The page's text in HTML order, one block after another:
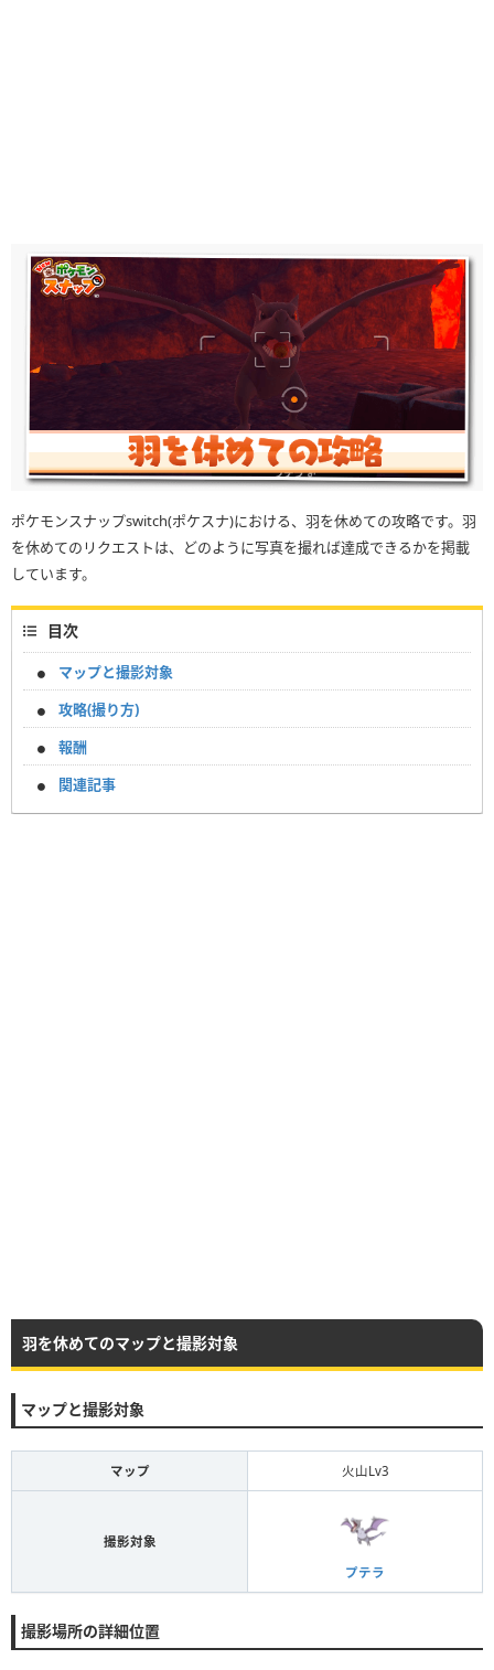
ポケモンスナップswitch(ポケスナ)における、羽を休めての攻略です。羽
を休めてのリクエストは、どのように写真を撮れば達成できるかを掲載
しています。
目次
マップと撮影対象
攻略(撮り方)
報酬
関連記事
羽を休めてのマップと撮影対象
マップと撮影対象
マップ 火山Lv3
撮影対象
プテラ
撮影場所の詳細位置